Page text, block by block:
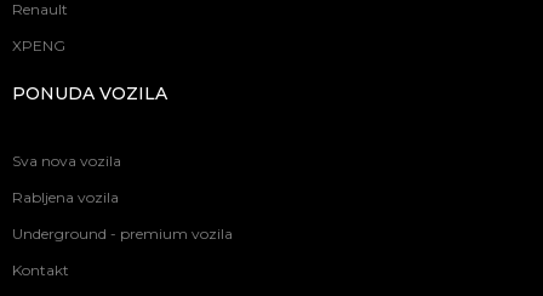
Renault
XPENG
PONUDA VOZILA
Sva nova vozila
Rabljena vozila
Underground - premium vozila
Kontakt